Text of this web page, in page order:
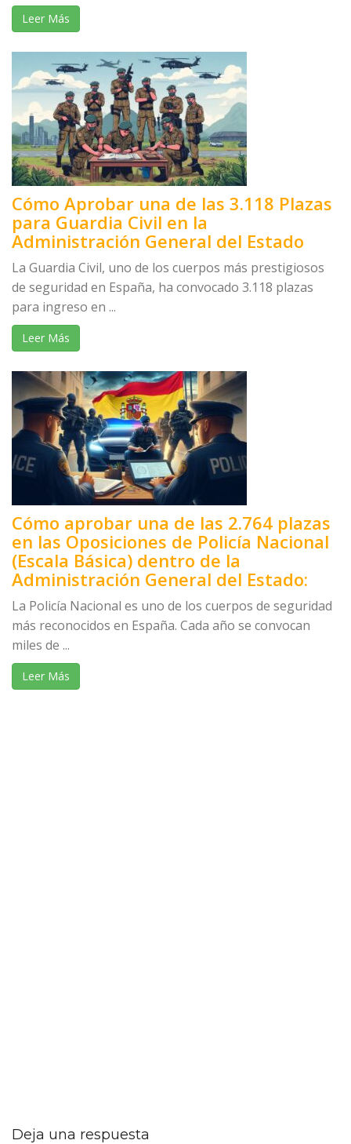
Leer Más
Cómo Aprobar una de las 3.118 Plazas
para Guardia Civil en la
Administración General del Estado
La Guardia Civil, uno de los cuerpos más prestigiosos
de seguridad en España, ha convocado 3.118 plazas
para ingreso en ...
Leer Más
Cómo aprobar una de las 2.764 plazas
en las Oposiciones de Policía Nacional
(Escala Básica) dentro de la
Administración General del Estado:
La Policía Nacional es uno de los cuerpos de seguridad
más reconocidos en España. Cada año se convocan
miles de ...
Leer Más
Deja una respuesta